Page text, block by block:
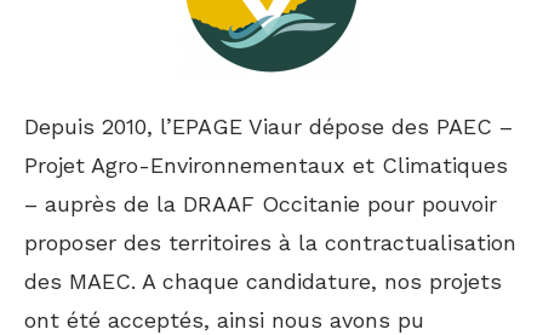
Depuis 2010, l’EPAGE Viaur dépose des PAEC –
Projet Agro-Environnementaux et Climatiques
– auprès de la DRAAF Occitanie pour pouvoir
proposer des territoires à la contractualisation
des MAEC. A chaque candidature, nos projets
ont été acceptés, ainsi nous avons pu